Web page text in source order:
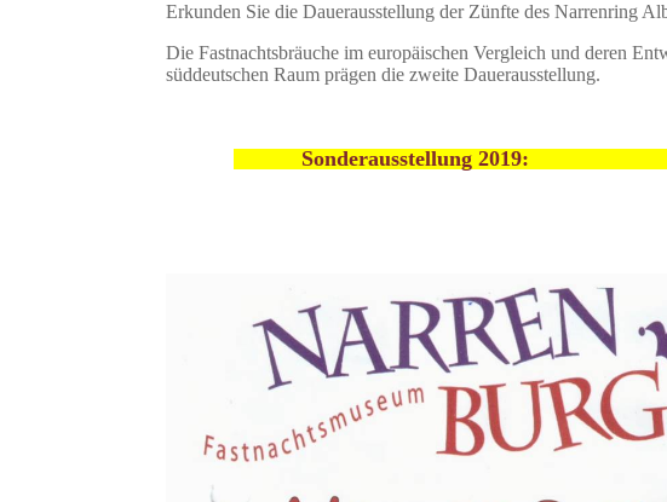
Erkunden Sie die Dauerausstellung der Zünfte des Narrenring
Die Fastnachtsbräuche im europäischen Vergleich und deren
süddeutschen Raum prägen die zweite Dauerausstellung.
Sonderausstellung